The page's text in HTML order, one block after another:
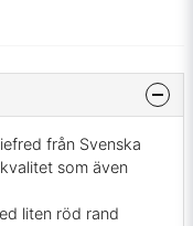
från Svenska
som även
liten röd rand